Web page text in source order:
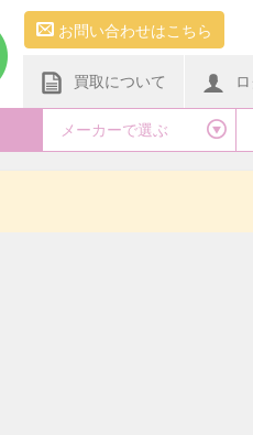
お問い合わせはこちら
買取について
メーカーで選ぶ